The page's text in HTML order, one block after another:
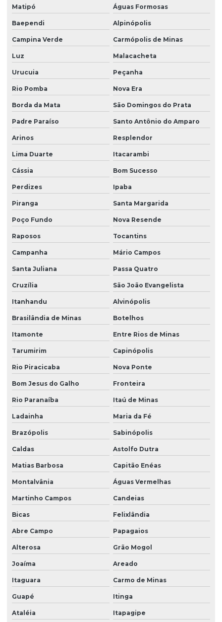
Matipó Águas Formosas
Baependi Alpinópolis
Campina Verde Carmópolis de Minas
Luz Malacacheta
Urucuia Peçanha
Rio Pomba Nova Era
Borda da Mata São Domingos do Prata
Padre Paraíso Santo Antônio do Amparo
Arinos Resplendor
Lima Duarte Itacarambi
Cássia Bom Sucesso
Perdizes Ipaba
Piranga Santa Margarida
Poço Fundo Nova Resende
Raposos Tocantins
Campanha Mário Campos
Santa Juliana Passa Quatro
Cruzília São João Evangelista
Itanhandu Alvinópolis
Brasilândia de Minas Botelhos
Itamonte Entre Rios de Minas
Tarumirim Capinópolis
Rio Piracicaba Nova Ponte
Bom Jesus do Galho Fronteira
Rio Paranaíba Itaú de Minas
Ladainha Maria da Fé
Brazópolis Sabinópolis
Caldas Astolfo Dutra
Matias Barbosa Capitão Enéas
Montalvânia Águas Vermelhas
Martinho Campos Candeias
Bicas Felixlândia
Abre Campo Papagaios
Alterosa Grão Mogol
Joaíma Areado
Itaguara Carmo de Minas
Guapé Itinga
Ataléia Itapagipe